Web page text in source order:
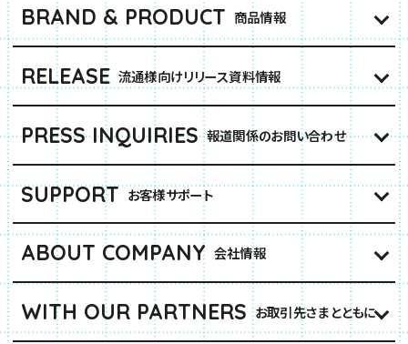
BRAND & PRODUCT 商品情報
RELEASE 流通様向けリリース資料情報
PRESS INQUIRIES 報道関係のお問い合わせ
SUPPORT お客様サポート
ABOUT COMPANY 会社情報
WITH OUR PARTNERS お取引先さまとともに